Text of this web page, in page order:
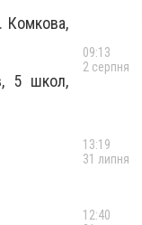
Комкова,
5 школ,
09:13
2 серпня
13:19
31 липня
12:40